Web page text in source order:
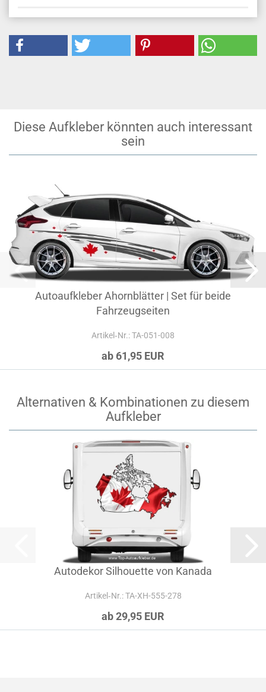
Diese Aufkleber könnten auch interessant
sein
Autoaufkleber Ahornblätter | Set für beide
Fahrzeugseiten
Artikel‑Nr.: TA-051-008
ab 61,95 EUR
Alternativen & Kombinationen zu diesem
Aufkleber
Autodekor Silhouette von Kanada
Artikel‑Nr.: TA-XH-555-278
ab 29,95 EUR